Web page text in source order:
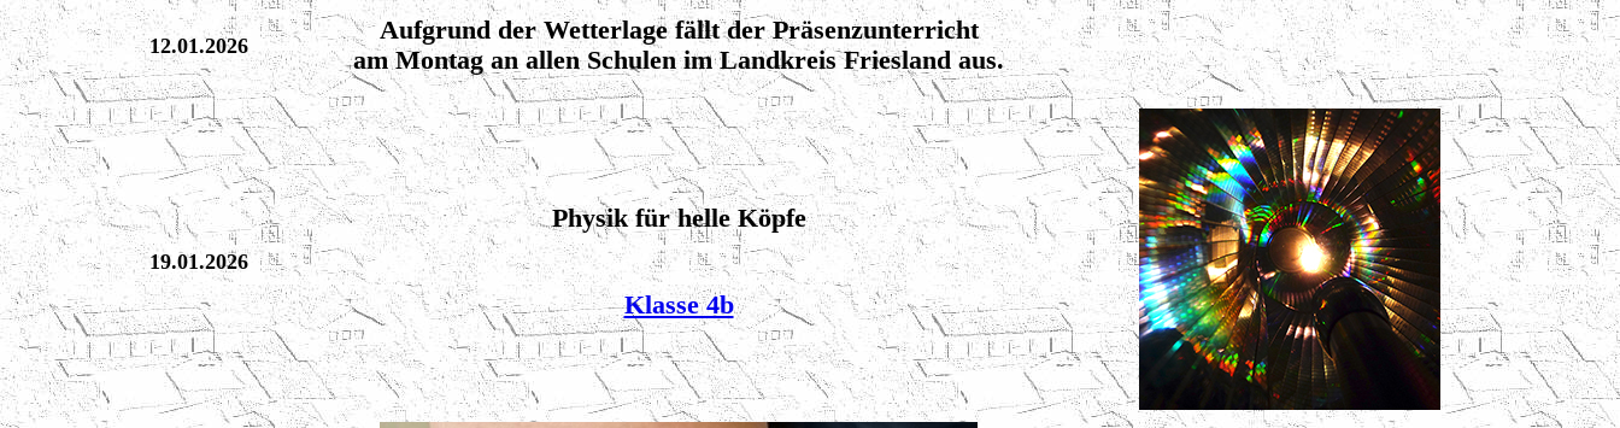
12.01.2026
Aufgrund der Wetterlage fällt der Präsenzunterricht
am Montag an allen Schulen im Landkreis Friesland aus.
19.01.2026
Physik für helle Köpfe
Klasse 4b